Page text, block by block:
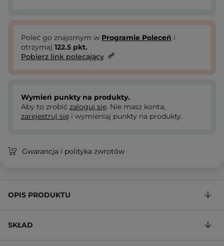
Poleć go znajomym w Programie Poleceń i
otrzymaj 122.5 pkt.
Pobierz link polecający
Wymień punkty na produkty.
Aby to zrobić zaloguj się. Nie masz konta,
zarejestruj się i wymieniaj punkty na produkty.
Gwarancja i polityka zwrotów
OPIS PRODUKTU
SKŁAD